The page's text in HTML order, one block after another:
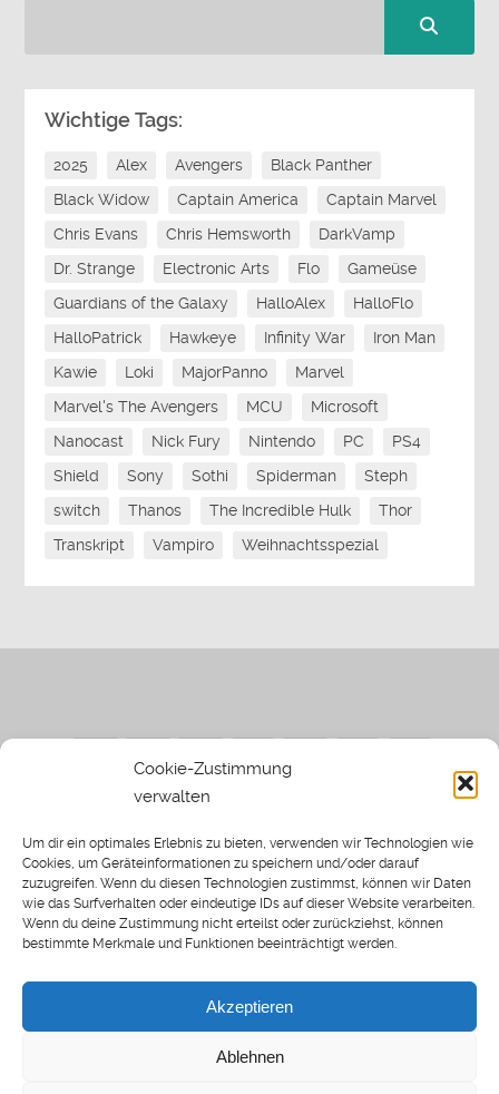
Cookie-Zustimmung
verwalten
Um dir ein optimales Erlebnis zu bieten, verwenden wir Technologien wie
Cookies, um Geräteinformationen zu speichern und/oder darauf
zuzugreifen. Wenn du diesen Technologien zustimmst, können wir Daten
wie das Surfverhalten oder eindeutige IDs auf dieser Website verarbeiten.
Wenn du deine Zustimmung nicht erteilst oder zurückziehst, können
bestimmte Merkmale und Funktionen beeinträchtigt werden.
Akzeptieren
Ablehnen
Wichtige Tags:
2025 Alex Avengers
Black Panther
Black Widow
Captain America
Captain Marvel
Chris Evans
Chris Hemsworth
DarkVamp
Dr. Strange
Electronic Arts Flo
Gameüse
Guardians of the Galaxy
HalloAlex
HalloFlo
HalloPatrick
Hawkeye Infinity War
Iron Man
Kawie
Loki MajorPanno
Marvel
Marvel's The Avengers
MCU
Microsoft
Nanocast
Nick Fury Nintendo PC
PS4
Shield
Sony Sothi Spiderman
Steph
switch
Thanos The Incredible Hulk
Thor
Transkript
Vampiro Weihnachtsspezial
Spielwiese